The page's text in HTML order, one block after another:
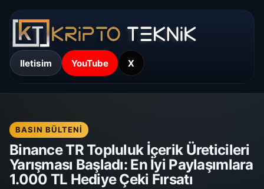
Iletisim YouTube X
BASIN BÜLTENI
Binance TR Topluluk İçerik Üreticileri
Yarışması Başladı: En İyi Paylaşımlara
1.000 TL Hediye Çeki Fırsatı